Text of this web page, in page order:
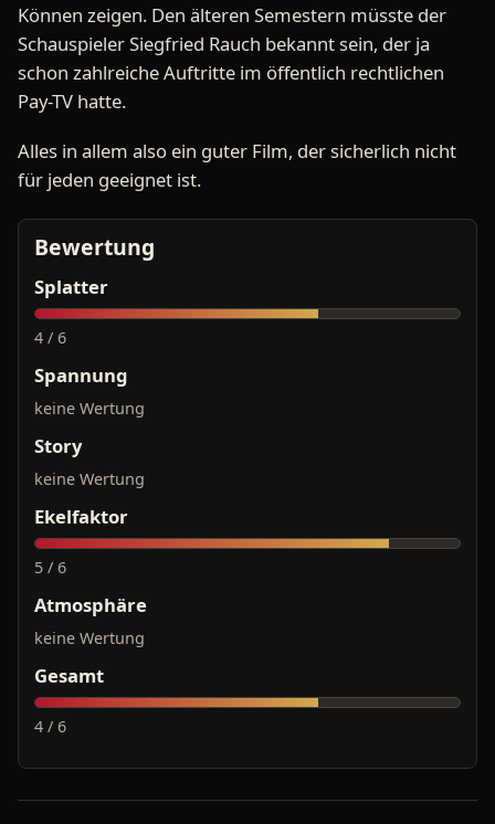
Können zeigen. Den älteren Semestern müsste der
Schauspieler Siegfried Rauch bekannt sein, der ja
schon zahlreiche Auftritte im öffentlich rechtlichen
Pay-TV hatte.
Alles in allem also ein guter Film, der sicherlich nicht
für jeden geeignet ist.
Bewertung
Splatter
4 / 6
Spannung
keine Wertung
Story
keine Wertung
Ekelfaktor
5 / 6
Atmosphäre
keine Wertung
Gesamt
4 / 6